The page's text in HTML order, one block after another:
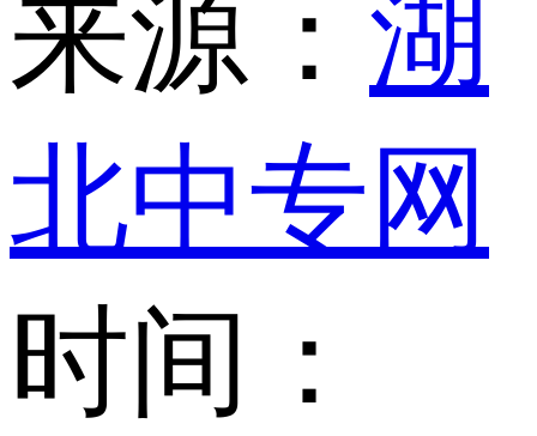
来源： 湖
北中专网
时间：